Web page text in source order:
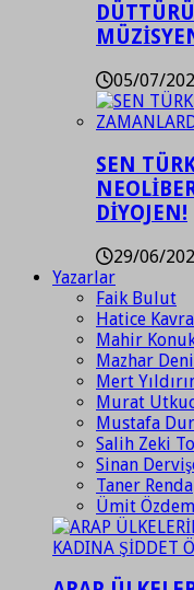
05/07/
SEN
DİYOJEN!
29/06/
Yazarlar
Faik Bulut
Hatice
Mahir
Mazhar
Mert
Murat
Mustafa
Salih Zeki
Sinan
Taner Renda
Ümit